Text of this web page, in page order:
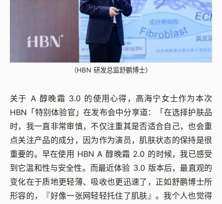
（HBN 研发总监舒鹏博士）
关于 A 醇晚霜 3.0 的使用心得，高海宁女士作为本次
HBN「特别体验官」在发布会中分享道：「在选择护肤品
时，我一直非常审慎，不仅注重其是否适合自己，也会重
点关注产品的成分，因为作为演员，肌肤状态的保持是很
重要的。早在使用 HBN A 醇晚霜 2.0 的时候，我已感受
到它温和性与安全性。而最近体验 3.0 版本后，最直观的
变化在于质地更轻薄、吸收也更迅速了，正如舒鹏博士所
形容的，『好像一张网轻轻托住了肌肤』。我个人也觉得